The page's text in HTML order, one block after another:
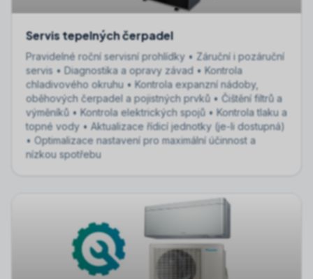
Servis tepelných čerpadel
Pravidelné roční servisní prohlídky • Záruční i pozáruční
servis • Diagnostika a opravy závad • Kontrola
chladivového okruhu • Kontrola expanzní nádoby,
oběhových čerpadel a pojistných prvků • Čištění filtrů a
výměníků • Kontrola elektrických spojů • Kontrola tlaku a
topné vody • Aktualizace řídicí jednotky (je-li dostupná)
• Optimalizace nastavení pro maximální účinnost a
nízkou spotřebu